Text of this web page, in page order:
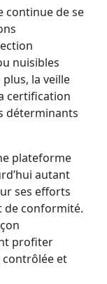
continue de se
nuisibles
la veille
certification
déterminants
plateforme
autant
ses efforts
de conformité.
profiter
contrôlée et